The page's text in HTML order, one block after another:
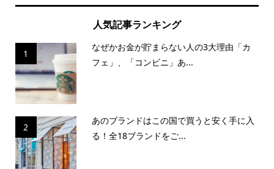
人気記事ランキング
1
なぜかお金が貯まらない人の3大理由「カ
フェ」、「コンビニ」あ...
2
あのブランドはこの国で買うと安く手に入
る！全18ブランドをご...